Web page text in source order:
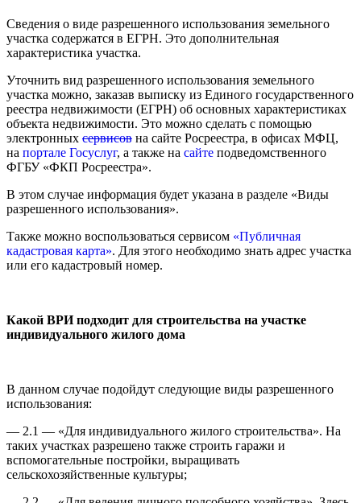
Сведения о виде разрешенного использования земельного
участка содержатся в ЕГРН. Это дополнительная
характеристика участка.
Уточнить вид разрешенного использования земельного
участка можно, заказав выписку из Единого государственного
реестра недвижимости (ЕГРН) об основных характеристиках
объекта недвижимости. Это можно сделать с помощью
электронных сервисов на сайте Росреестра, в офисах МФЦ,
на портале Госуслуг, а также на сайте подведомственного
ФГБУ «ФКП Росреестра».
В этом случае информация будет указана в разделе «Виды
разрешенного использования».
Также можно воспользоваться сервисом «Публичная
кадастровая карта». Для этого необходимо знать адрес участка
или его кадастровый номер.
Какой ВРИ подходит для строительства на участке
индивидуального жилого дома
В данном случае подойдут следующие виды разрешенного
использования:
— 2.1 — «Для индивидуального жилого строительства». На
таких участках разрешено также строить гаражи и
вспомогательные постройки, выращивать
сельскохозяйственные культуры;